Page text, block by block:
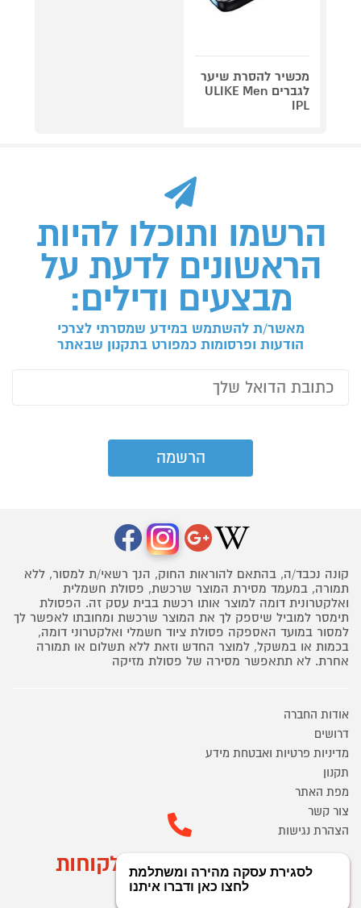
מכשיר להסרת שיער
לגברים ULIKE Men
IPL
הרשמו ותוכלו להיות
הראשונים לדעת על
מבצעים ודילים:
מאשר/ת להשתמש במידע שמסרתי לצרכי
הודעות ופרסומות כמפורט בתקנון שבאתר
קונה נכבד/ה, בהתאם להוראות החוק, הנך רשאי/ת למסור, ללא
תמורה, במעמד מסירת המוצר שרכשת, פסולת חשמלית
ואלקטרונית דומה למוצר אותו רכשת בבית עסק זה. הפסולת
תימסר למוביל שיספק לך את המוצר שרכשת ומחובתו לאפשר לך
למסור במועד האספקה פסולת ציוד חשמלי ואלקטרוני דומה,
בכמות או במשקל, למוצר החדש וזאת ללא תשלום או תמורה
אחרת. לא תתאפשר מסירה של פסולת מזיקה
אודות החברה
דרושים
מדיניות פרטיות ואבטחת מידע
תקנון
מפת האתר
צור קשר
הצהרת נגישות
מוקד הזמנות ושירות לקוחות
03-9545370